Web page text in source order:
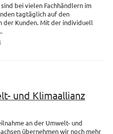
bei vielen Fachhändlern im
tagtäglich auf den
der Kunden. Mit der individuell
und Klimaallianz
an der Umwelt- und
übernehmen wir noch mehr